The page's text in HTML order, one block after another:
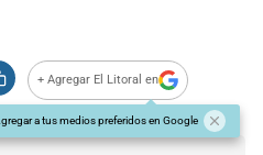
+ Agregar El Litoral en
a tus medios preferidos en Google